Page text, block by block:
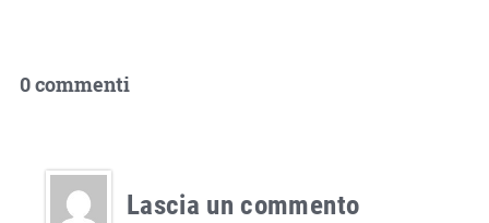
0 commenti
Lascia un commento